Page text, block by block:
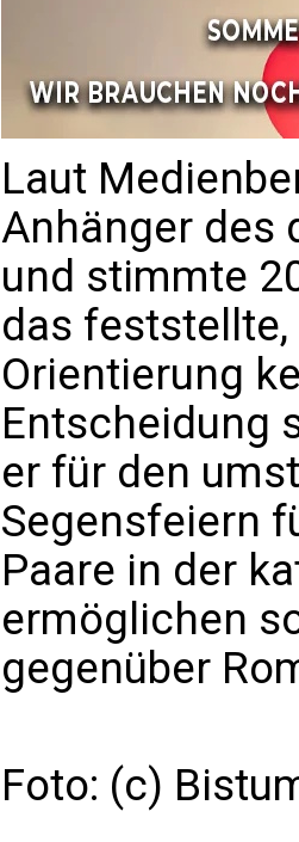
Laut
Anhänger des
und stimmte
das
Orientierung
Entscheidung
er für den
Segensfeiern
Paare in der
ermöglichen
gegenüber
Foto: (c)